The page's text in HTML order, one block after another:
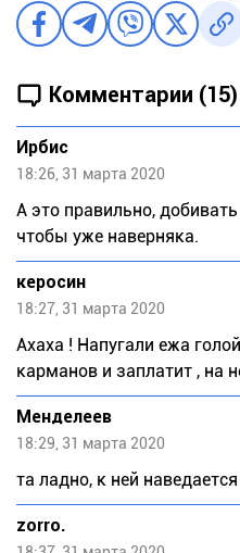
Комментарии (15)
Ирбис
18:26, 31 марта 2020
А это правильно,
чтобы уже наверняка.
керосин
18:27, 31 марта 2020
Ахаха ! Напугали ежа
карманов и заплатит , на
Meндeлeeв
18:29, 31 марта 2020
та ладно, к ней
zorro.